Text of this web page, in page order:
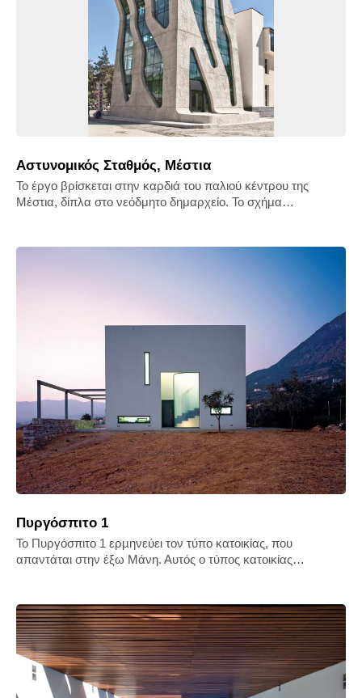
Αστυνομικός Σταθμός, Μέστια
Το έργο βρίσκεται στην καρδιά του παλιού κέντρου της
Μέστια, δίπλα στο νεόδμητο δημαρχείο. Το σχήμα…
Πυργόσπιτο 1
Το Πυργόσπιτο 1 ερµηνεύει τον τύπο κατοικίας, που
απαντάται στην έξω Μάνη. Αυτός ο τύπος κατοικίας…